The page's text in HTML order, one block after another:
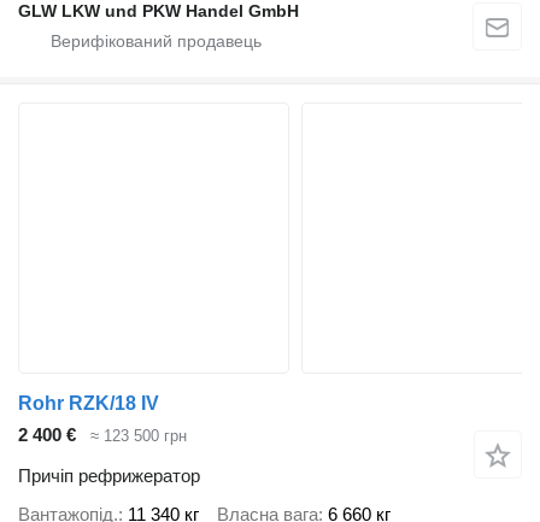
GLW LKW und PKW Handel GmbH
Rohr RZK/18 IV
2 400 €
≈ 123 500 грн
Причіп рефрижератор
Вантажопід. 11 340 кг Власна вага 6 660 кг